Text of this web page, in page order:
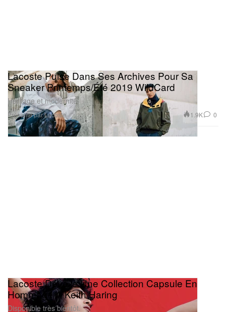
Lacoste Puise Dans Ses Archives Pour Sa
Sneaker Printemps/Été 2019 WildCard
Héritage et modernité.
Présenté par Lacoste 1.9K 0
Lacoste Dévoile Une Collection Capsule En
Hommage À Keith Haring
Disponible très bientôt.